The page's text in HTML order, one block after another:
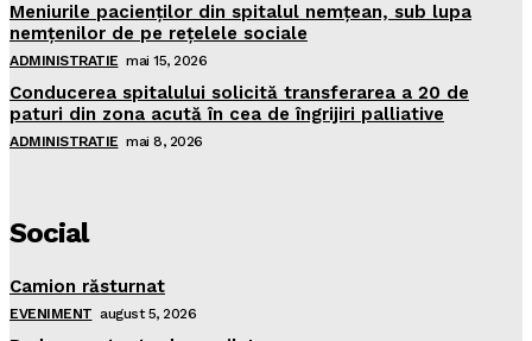
Meniurile pacienţilor din spitalul nemţean, sub lupa
nemţenilor de pe reţelele sociale
ADMINISTRATIE mai 15, 2026
Conducerea spitalului solicită transferarea a 20 de
paturi din zona acută în cea de îngrijiri palliative
ADMINISTRATIE mai 8, 2026
Social
Camion răsturnat
EVENIMENT august 5, 2026